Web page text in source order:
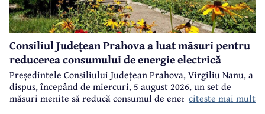
Consiliul Județean Prahova a luat măsuri pentru
reducerea consumului de energie electrică
Președintele Consiliului Județean Prahova, Virgiliu Nanu, a
dispus, începând de miercuri, 5 august 2026, un set de
măsuri menite să reducă consumul de energie electrică în
citeste mai mult